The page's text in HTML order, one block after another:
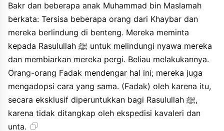
Bakr dan beberapa anak Muhammad bin Maslamah
berkata: Tersisa beberapa orang dari Khaybar dan
mereka berlindung di benteng. Mereka meminta
kepada Rasulullah ﷺ untuk melindungi nyawa mereka
dan membiarkan mereka pergi. Beliau melakukannya.
Orang-orang Fadak mendengar hal ini; mereka juga
mengadopsi cara yang sama. (Fadak) oleh karena itu,
secara eksklusif diperuntukkan bagi Rasulullah ﷺ,
karena tidak ditangkap oleh ekspedisi kavaleri dan
unta.